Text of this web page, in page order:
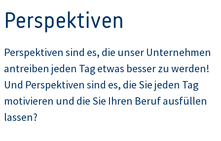
Perspektiven
Perspektiven sind es, die unser Unternehmen
antreiben jeden Tag etwas besser zu werden!
Und Perspektiven sind es, die Sie jeden Tag
motivieren und die Sie Ihren Beruf ausfüllen
lassen?